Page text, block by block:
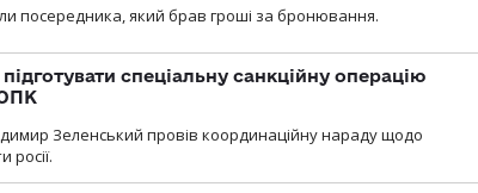
посередника, який брав гроші за бронювання.
спеціальну санкційну операцію
Зеленський провів координаційну нараду щодо
росії.